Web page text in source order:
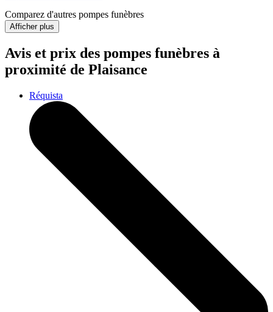
Comparez d'autres pompes funèbres
Afficher plus
Avis et prix des pompes funèbres à
proximité de Plaisance
Réquista